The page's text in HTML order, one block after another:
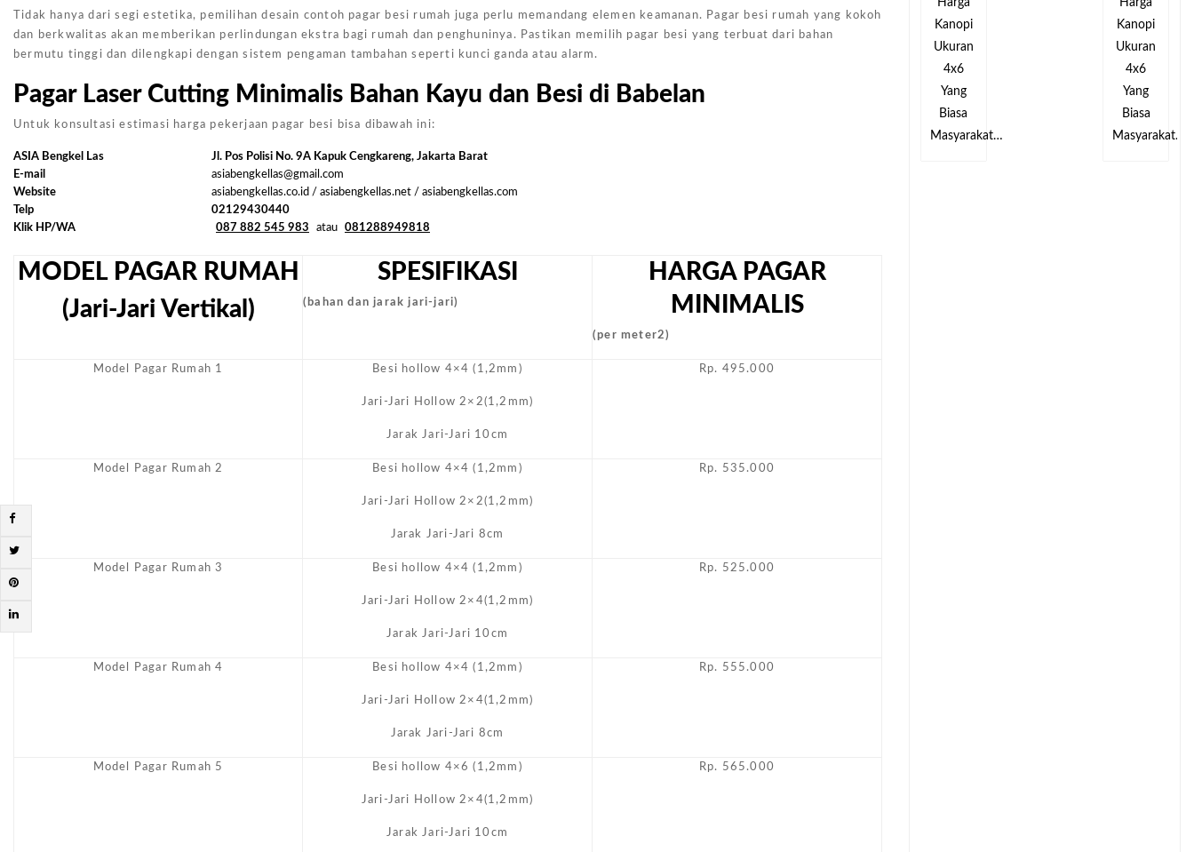
Tidak hanya dari segi estetika, pemilihan desain contoh pagar besi rumah juga perlu memandang elemen keamanan. Pagar besi rumah yang kokoh
dan berkwalitas akan memberikan perlindungan ekstra bagi rumah dan penghuninya. Pastikan memilih pagar besi yang terbuat dari bahan
bermutu tinggi dan dilengkapi dengan sistem pengaman tambahan seperti kunci ganda atau alarm.
Pagar Laser Cutting Minimalis Bahan Kayu dan Besi di Babelan
Untuk konsultasi estimasi harga pekerjaan pagar besi bisa dibawah ini:
ASIA Bengkel Las
Jl. Pos Polisi No. 9A Kapuk Cengkareng, Jakarta Barat
E-mail
asiabengkellas@gmail.com
Website
asiabengkellas.co.id / asiabengkellas.net / asiabengkellas.com
Telp
02129430440
Klik HP/WA
087 882 545 983 atau 081288949818
MODEL PAGAR RUMAH
(Jari-Jari Vertikal)
SPESIFIKASI
(bahan dan jarak jari-jari)
HARGA PAGAR
MINIMALIS
(per meter2)
Model Pagar Rumah 1 Besi hollow 4×4 (1,2mm)
Jari-Jari Hollow 2×2(1,2mm)
Jarak Jari-Jari 10cm
Rp. 495.000
Model Pagar Rumah 2 Besi hollow 4×4 (1,2mm)
Jari-Jari Hollow 2×2(1,2mm)
Jarak Jari-Jari 8cm
Rp. 535.000
Model Pagar Rumah 3 Besi hollow 4×4 (1,2mm)
Jari-Jari Hollow 2×4(1,2mm)
Jarak Jari-Jari 10cm
Rp. 525.000
Model Pagar Rumah 4 Besi hollow 4×4 (1,2mm)
Jari-Jari Hollow 2×4(1,2mm)
Jarak Jari-Jari 8cm
Rp. 555.000
Model Pagar Rumah 5 Besi hollow 4×6 (1,2mm)
Jari-Jari Hollow 2×4(1,2mm)
Jarak Jari-Jari 10cm
Rp. 565.000
Harga
Kanopi
Ukuran
4x6
Yang
Biasa
Masyarakat…
Harga
Kanopi
Ukuran
4x6
Yang
Biasa
Masyarakat…